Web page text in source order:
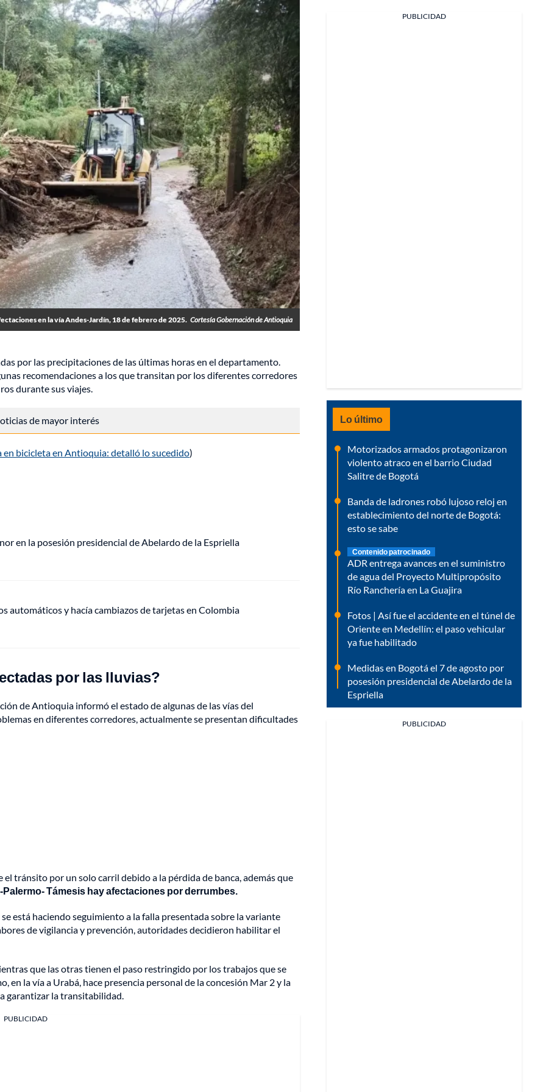
en la vía Andes-Jardín, 18 de febrero de 2025. Cortesía Gobernación de Antioquia
por las precipitaciones de las últimas horas en el departamento.
recomendaciones a los que transitan por los diferentes corredores
durante sus viajes.
de mayor interés
bicicleta en Antioquia: detalló lo sucedido)
en la posesión presidencial de Abelardo de la Espriella
automáticos y hacía cambiazos de tarjetas en Colombia
por las lluvias?
de Antioquia informó el estado de algunas de las vías del
en diferentes corredores, actualmente se presentan dificultades
tránsito por un solo carril debido a la pérdida de banca, además que
Támesis hay afectaciones por derrumbes.
está haciendo seguimiento a la falla presentada sobre la variante
de vigilancia y prevención, autoridades decidieron habilitar el
que las otras tienen el paso restringido por los trabajos que se
en la vía a Urabá, hace presencia personal de la concesión Mar 2 y la
garantizar la transitabilidad.
PUBLICIDAD
PUBLICIDAD
Lo último
Motorizados armados protagonizaron
violento atraco en el barrio Ciudad
Salitre de Bogotá
Banda de ladrones robó lujoso reloj en
establecimiento del norte de Bogotá:
esto se sabe
Contenido patrocinado
ADR entrega avances en el suministro
de agua del Proyecto Multipropósito
Río Ranchería en La Guajira
Fotos | Así fue el accidente en el túnel de
Oriente en Medellín: el paso vehicular
ya fue habilitado
Medidas en Bogotá el 7 de agosto por
posesión presidencial de Abelardo de la
Espriella
PUBLICIDAD